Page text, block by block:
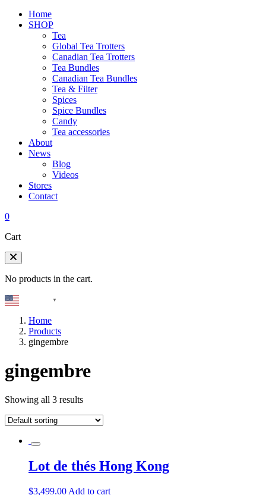
Home
SHOP
Tea
Global Tea Trotters
Canadian Tea Trotters
Tea Bundles
Canadian Tea Bundles
Tea & Filter
Spices
Spice Bundles
Candy
Tea accessories
About
News
Blog
Videos
Stores
Contact
0
Cart
No products in the cart.
▼
Home
Products
gingembre
gingembre
Showing all 3 results
Lot de thés Hong Kong
$3,499.00 Add to cart